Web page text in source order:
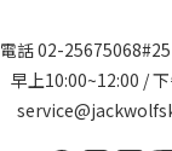
電話 02-
早上10:00~12:00 /